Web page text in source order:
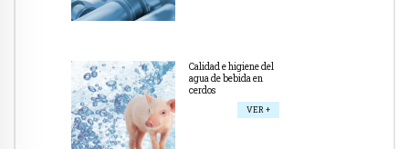
Calidad e higiene del
agua de bebida en
cerdos
VER +